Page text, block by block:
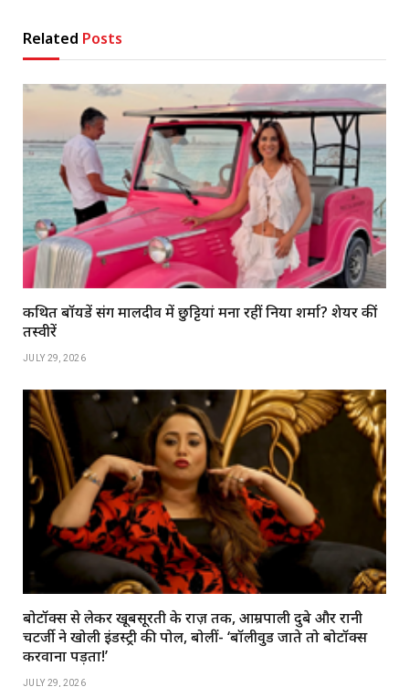
Related Posts
कथित बॉयफ्रेंड संग मालदीव में छुट्टियां मना रहीं निया शर्मा? शेयर कीं
तस्वीरें
JULY 29, 2026
बोटॉक्स से लेकर खूबसूरती के राज़ तक, आम्रपाली दुबे और रानी
चटर्जी ने खोली इंडस्ट्री की पोल, बोलीं- ‘बॉलीवुड जाते तो बोटॉक्स
करवाना पड़ता!’
JULY 29, 2026